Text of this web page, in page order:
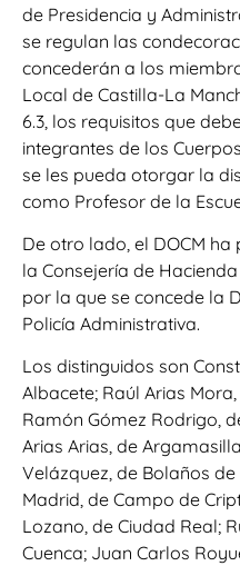
de Presidencia y
se regulan las
concederán a los
Local de Castilla-La
6.3, los requisitos que
integrantes de los
se les pueda otorgar la
como Profesor de la
De otro lado, el DOCM
la Consejería de
por la que se concede la
Policía Administrativa.
Los distinguidos son
Albacete; Raúl Arias
Ramón Gómez Rodrigo,
Arias Arias, de
Velázquez, de Bolaños
Madrid, de Campo de
Lozano, de Ciudad Real;
Cuenca; Juan Carlos